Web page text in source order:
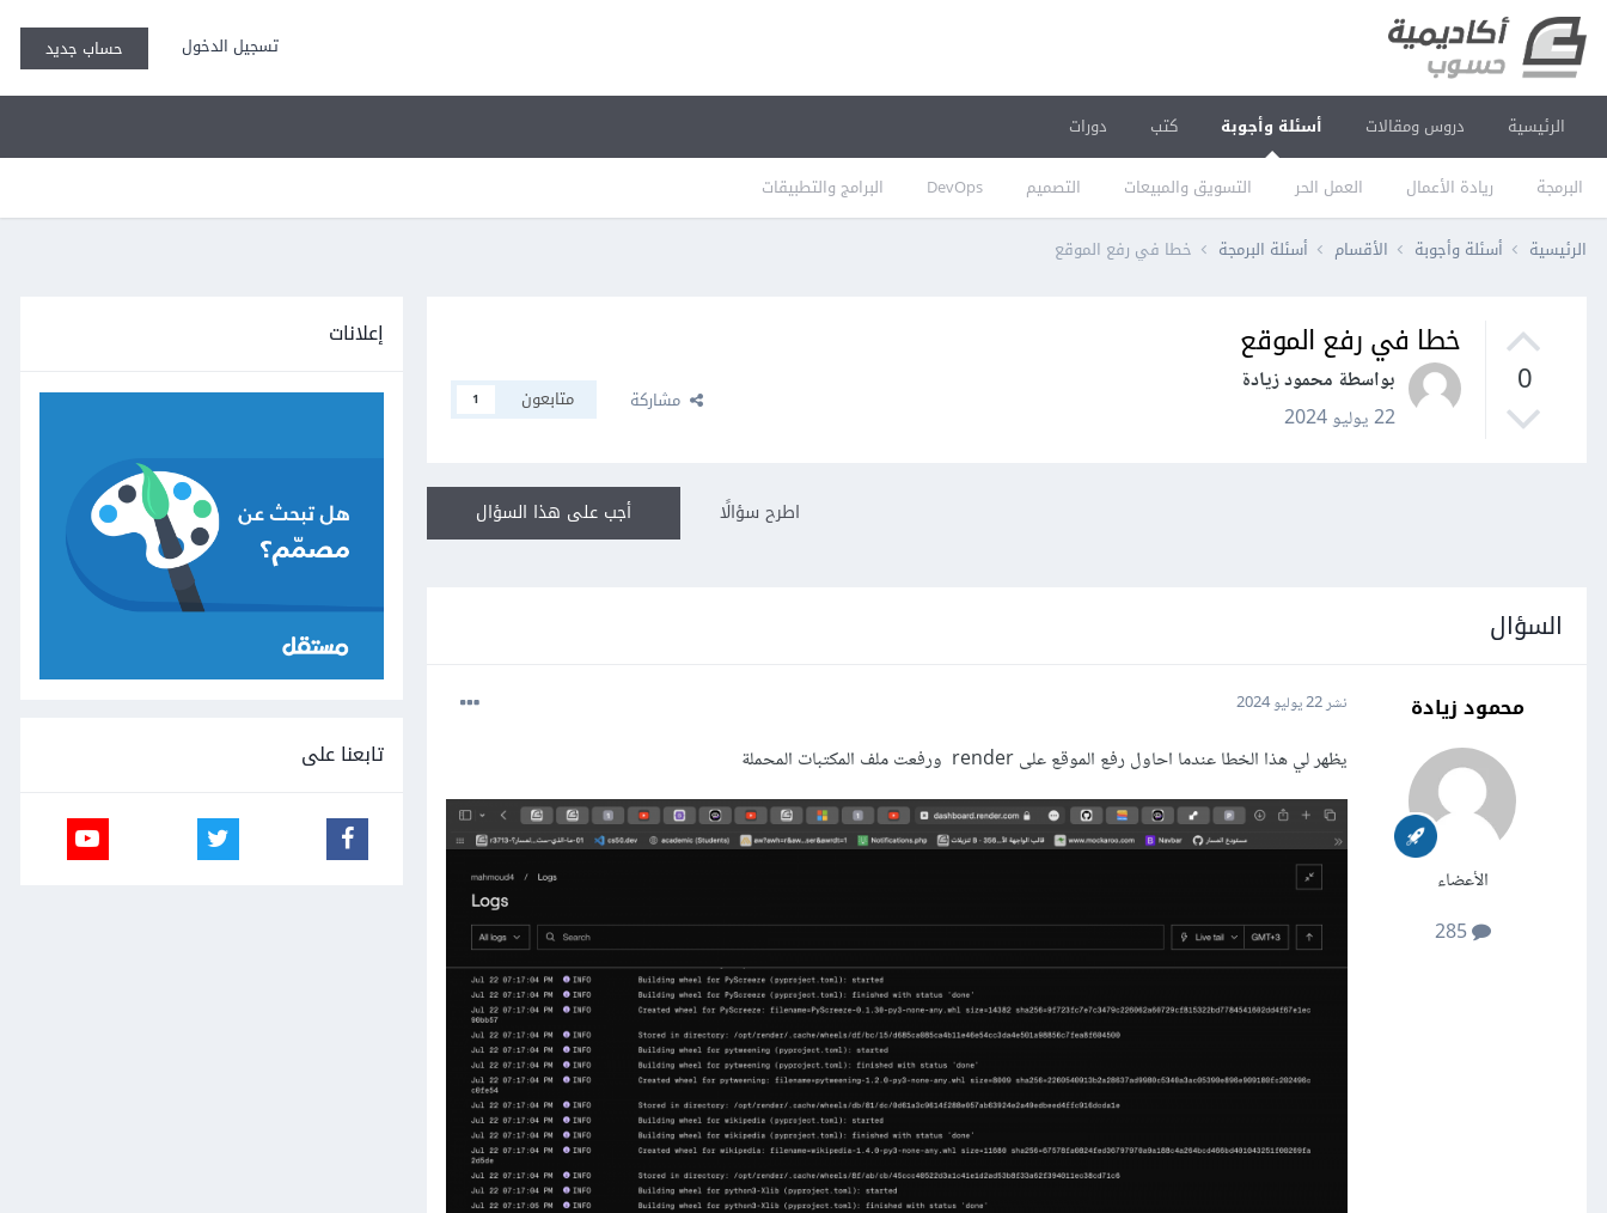
تسجيل الدخول حساب جديد
الرئيسية دروس ومقالات أسئلة وأجوبة
البرمجة ريادة الأعمال العمل الحر التسويق والمبيعات التصميم DevOps البرامج والتطبيقات
كتب دورات
الرئيسية أسئلة وأجوبة الأقسام أسئلة البرمجة خطا في رفع الموقع
0
خطا في رفع الموقع
بواسطة محمود زيادة
22 يوليو 2024
مشاركة متابعون 1
أجب على هذا السؤال اطرح سؤالًا
السؤال
محمود زيادة
الأعضاء
285
نشر22 يوليو 2024
يظهر لي هذا الخطا عندما احاول رفع الموقع على render ورفعت ملف المكتبات المحملة
إعلانات
تابعنا على